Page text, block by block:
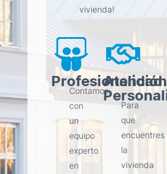
vivienda!
Profesionalidad
Contamos
con
un
equipo
experto
en
Atención
Para
que
encuentres
la
vivienda